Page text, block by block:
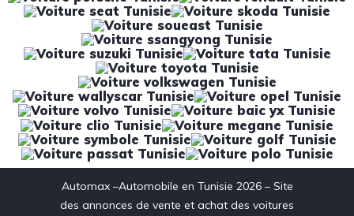
Automax –Automobile en Tunisie 2026 – Site
des annonces de vente et achat des voitures